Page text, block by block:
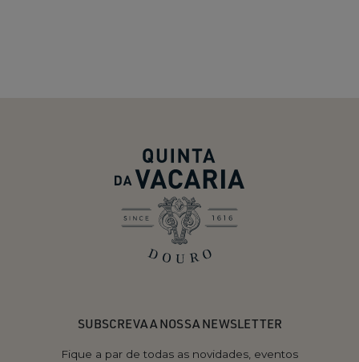
SUBSCREVA A NOSSA NEWSLETTER
Fique a par de todas as novidades, eventos